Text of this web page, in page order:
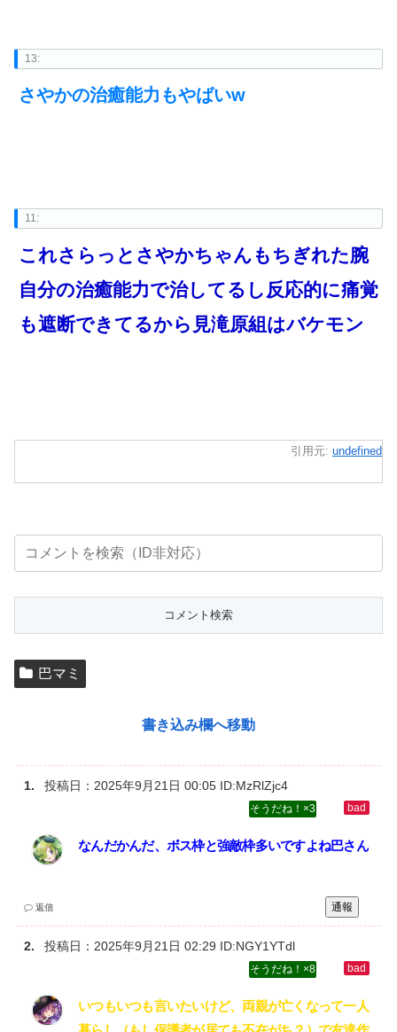
13:
さやかの治癒能力もやばいw
11:
これさらっとさやかちゃんもちぎれた腕
自分の治癒能力で治してるし反応的に痛覚
も遮断できてるから見滝原組はバケモン
引用元: undefined
巴マミ
書き込み欄へ移動
投稿日： 2025年9月21日 00:05 ID:MzRlZjc4
3
なんだかんだ、ボス枠と強敵枠多いですよね巴さん
通報
返信
投稿日： 2025年9月21日 02:29 ID:NGY1YTdl
8
いつもいつも言いたいけど、両親が亡くなって一人